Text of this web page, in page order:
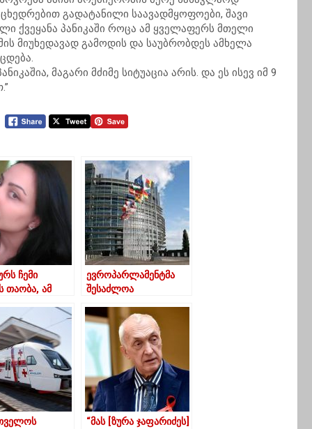
გადატანილი საავადმყოფოები, შავი
ქვეყანა პანიკაში როცა ამ ყველაფერს მთელი
მიუხედავად გამოდის და საუბრობდეს ამხელა
მაგარი მძიმე სიტუაცია არის. და ეს ისევ იმ 9
ჩემი
თაობა, ამ
ევროპარლამენტმა
შესაძლოა
მილიონი ევროს
დახმარება შეუჩეროს
“მას [ზურა ჯაფარიძეს]